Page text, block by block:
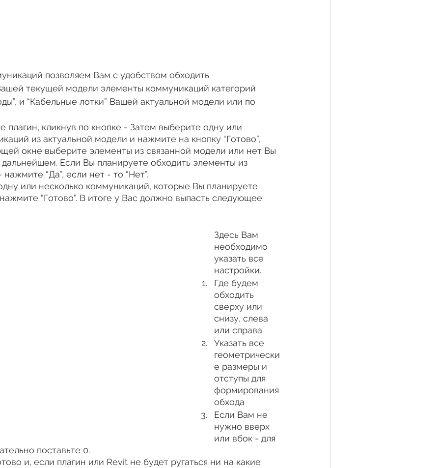
позволяем Вам с удобством обходить
текущей модели элементы коммуникаций категорий
и “Кабельные лотки” Вашей актуальной модели или по
плагин, кликнув по кнопке - Затем выберите одну или
из актуальной модели и нажмите на кнопку “Готово”,
окне выберите элементы из связанной модели или нет Вы
Если Вы планируете обходить элементы из
“Да”, если нет - то “Нет”.
или несколько коммуникаций, которые Вы планируете
“Готово”. В итоге у Вас должно выпасть следующее
Здесь Вам
необходимо
указать все
настройки.
Где будем
обходить
сверху или
снизу, слева
или справа
Указать все
геометрически
е размеры и
отступы для
формирования
обхода
Если Вам не
нужно вверх
или вбок - для
поставьте 0.
и, если плагин или Revit не будет ругаться ни на какие